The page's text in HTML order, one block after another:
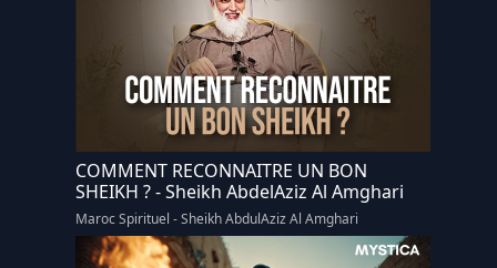
COMMENT RECONNAITRE UN BON
SHEIKH ? - Sheikh AbdelAziz Al Amghari
Maroc Spirituel - Sheikh AbdulAziz Al Amghari